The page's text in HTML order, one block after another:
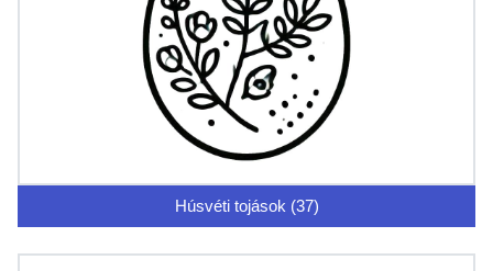
Húsvéti tojások (37)